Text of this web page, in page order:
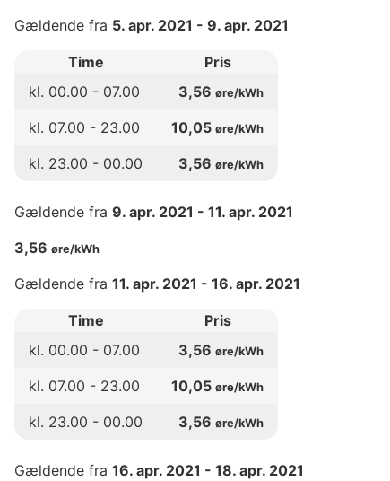
Gældende fra 5. apr. 2021 - 9. apr. 2021
Time
Pris
kl. 00.00 - 07.00 3,56 øre/kWh
kl. 07.00 - 23.00 10,05 øre/kWh
kl. 23.00 - 00.00 3,56 øre/kWh
Gældende fra 9. apr. 2021 - 11. apr. 2021
3,56 øre/kWh
Gældende fra 11. apr. 2021 - 16. apr. 2021
Time
Pris
kl. 00.00 - 07.00 3,56 øre/kWh
kl. 07.00 - 23.00 10,05 øre/kWh
kl. 23.00 - 00.00 3,56 øre/kWh
Gældende fra 16. apr. 2021 - 18. apr. 2021